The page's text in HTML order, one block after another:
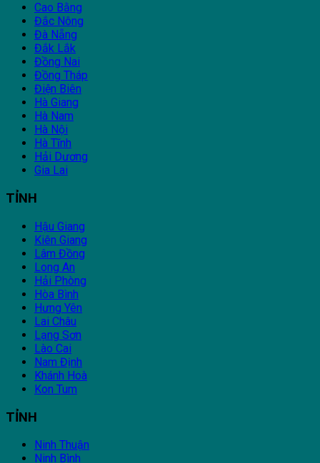
Cao Bằng
Đắc Nông
Đà Nẵng
Đắk Lắk
Đồng Nai
Đồng Tháp
Điện Biên
Hà Giang
Hà Nam
Hà Nội
Hà Tĩnh
Hải Dương
Gia Lai
TỈNH
Hậu Giang
Kiên Giang
Lâm Đồng
Long An
Hải Phòng
Hòa Bình
Hưng Yên
Lai Châu
Lạng Sơn
Lào Cai
Nam Định
Khánh Hoà
Kon Tum
TỈNH
Ninh Thuận
Ninh Bình